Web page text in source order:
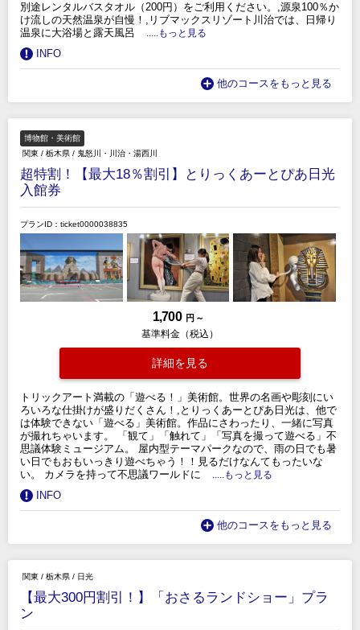
別途レンタルバスタオル（200円）をご利用ください。,源泉100％か
け流しの天然温泉が自慢！,リブマックスリゾート川治では、日帰り
温泉に大浴場と露天風呂
.....もっと見る
INFO
他のコースをもっと見る
博物館・美術館
関東 / 栃木県 / 鬼怒川・川治・湯西川
超特割！【最大18％割引】とりっくあーとぴあ日光
入館券
プランID：ticket0000038835
1,700 円 ～
基準料金（税込）
詳細を見る
トリックアート満載の「遊べる！」美術館。世界の名画や彫刻にい
ろいろな仕掛けが盛りだくさん！,とりっくあーとぴあ日光は、他で
は体験できない「遊べる」美術館。作品にさわったり、一緒に写真
が撮れちゃいます。 「観て」「触れて」「写真を撮って遊べる」不
思議体験ミュージアム。 屋内型テーマパークなので、雨の日でも暑
い日でもおもいっきり遊べちゃう！！見るだけなんてもったいな
い。 カメラを持って不思議ワールドに
.....もっと見る
INFO
他のコースをもっと見る
関東 / 栃木県 / 日光
【最大300円割引！】「おさるランドショー」プラ
ン